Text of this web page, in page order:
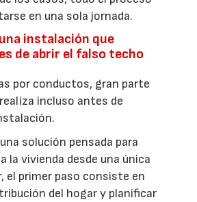
en una sola jornada.
instalación que
de abrir el falso techo
por conductos, gran parte
incluso antes de
solución pensada para
la vivienda desde una única
el primer paso consiste en
del hogar y planificar